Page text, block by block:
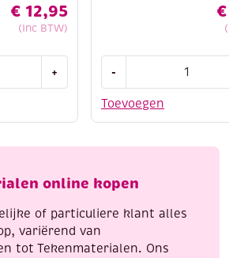
€ 12,95
(Inc BTW)
+
€
Toevoegen
-
/
en
aantal
online kopen
of particuliere klant alles
variërend van
tot Tekenmaterialen. Ons